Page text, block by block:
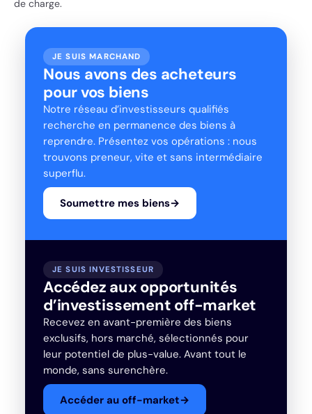
de charge.
JE SUIS MARCHAND
Nous avons des acheteurs
pour vos biens
Notre réseau d’investisseurs qualifiés
recherche en permanence des biens à
reprendre. Présentez vos opérations : nous
trouvons preneur, vite et sans intermédiaire
superflu.
Soumettre mes biens→
JE SUIS INVESTISSEUR
Accédez aux opportunités
d’investissement off-market
Recevez en avant-première des biens
exclusifs, hors marché, sélectionnés pour
leur potentiel de plus-value. Avant tout le
monde, sans surenchère.
Accéder au off-market→